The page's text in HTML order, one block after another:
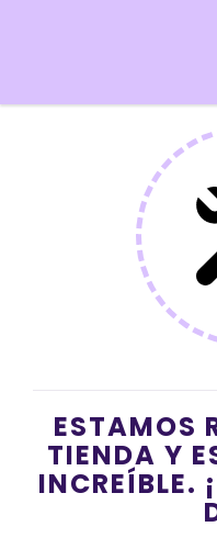
ESTAMOS
TIENDA Y
INCREÍBLE.